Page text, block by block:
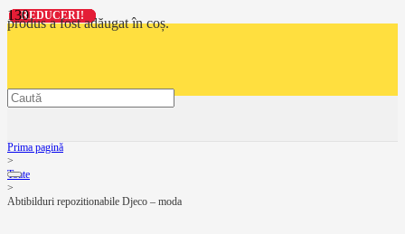
produsa fost adăugat în coș.
Prima pagină
>
Toate
>
Abtibilduri repozitionabile Djeco – moda
REDUCERI!
REDUCERI!
REDUCERI!
REDUCERI!